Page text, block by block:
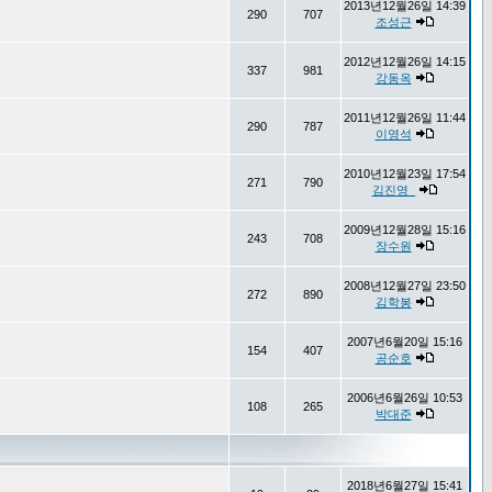
290 707
2013년12월26일 14:39
조성근
337 981
2012년12월26일 14:15
강동옥
290 787
2011년12월26일 11:44
이영석
271 790
2010년12월23일 17:54
김진영_
243 708
2009년12월28일 15:16
장수원
272 890
2008년12월27일 23:50
김학봉
154 407
2007년6월20일 15:16
공순호
108 265
2006년6월26일 10:53
박대준
2018년6월27일 15:41